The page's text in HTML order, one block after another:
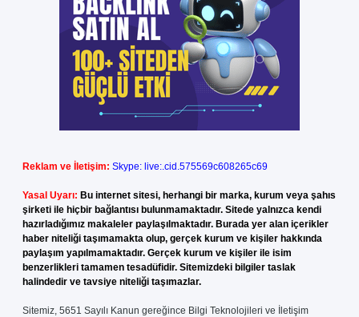
Reklam ve İletişim: Skype: live:.cid.575569c608265c69
Yasal Uyarı: Bu internet sitesi, herhangi bir marka, kurum veya şahıs
şirketi ile hiçbir bağlantısı bulunmamaktadır. Sitede yalnızca kendi
hazırladığımız makaleler paylaşılmaktadır. Burada yer alan içerikler
haber niteliği taşımamakta olup, gerçek kurum ve kişiler hakkında
paylaşım yapılmamaktadır. Gerçek kurum ve kişiler ile isim
benzerlikleri tamamen tesadüfidir. Sitemizdeki bilgiler taslak
halindedir ve tavsiye niteliği taşımazlar.
Sitemiz, 5651 Sayılı Kanun gereğince Bilgi Teknolojileri ve İletişim